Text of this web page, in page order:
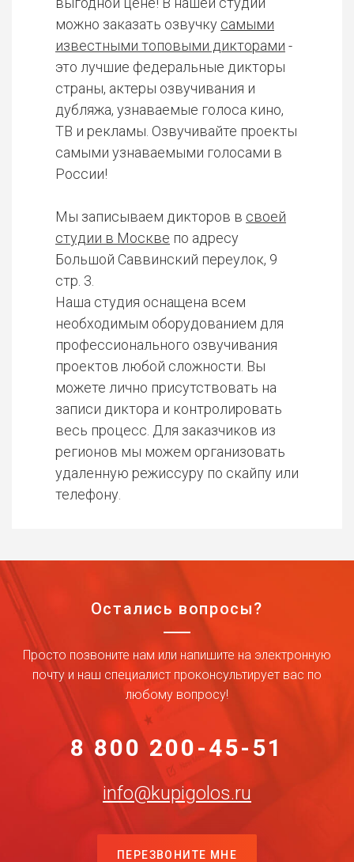
можно заказать озвучку самыми
известными топовыми дикторами -
это лучшие федеральные дикторы
страны, актеры озвучивания и
дубляжа, узнаваемые голоса кино,
ТВ и рекламы. Озвучивайте проекты
самыми узнаваемыми голосами в
России!
Мы записываем дикторов в своей
студии в Москве по адресу
Большой Саввинский переулок, 9
стр. 3.
Наша студия оснащена всем
необходимым оборудованием для
профессионального озвучивания
проектов любой сложности. Вы
можете лично присутствовать на
записи диктора и контролировать
весь процесс. Для заказчиков из
регионов мы можем организовать
удаленную режиссуру по скайпу или
телефону.
Остались вопросы?
Просто позвоните нам или напишите на электронную
почту и наш специалист проконсультирует вас по
любому вопросу!
8 800 200-45-51
info@kupigolos.ru
ПЕРЕЗВОНИТЕ МНЕ